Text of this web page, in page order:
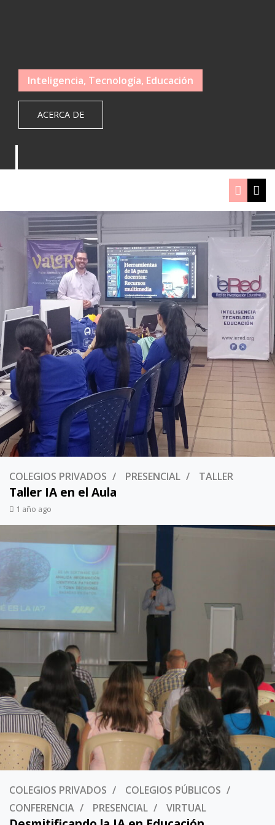
Inteligencia, Tecnología, Educación
ACERCA DE
COLEGIOS PRIVADOS PRESENCIAL TALLER
Taller IA en el Aula
1 año ago
COLEGIOS PRIVADOS
COLEGIOS PÚBLICOS
CONFERENCIA
PRESENCIAL VIRTUAL